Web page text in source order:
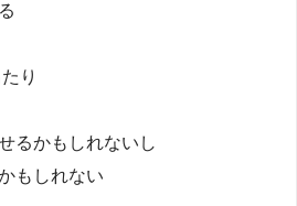
り
るかもしれないし
もしれない